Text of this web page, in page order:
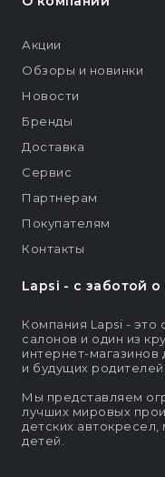
Lapsi - c заботой
Компания Lapsi - это
салонов и один из
интернет-
и будущих родителей.
Мы представляем
лучших мировых
детских
детей.
Акции
Обзоры и новинки
Новости
Бренды
Доставка
Сервис
Партнерам
Покупателям
Контакты